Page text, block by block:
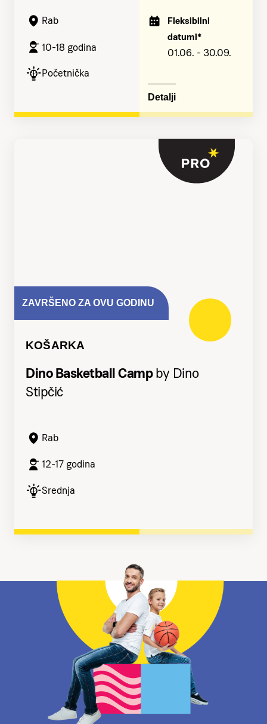
Rab
10-18 godina
Početnička
Fleksibilni
datumi*
01.06. - 30.09.
Detalji
ZAVRŠENO ZA OVU GODINU
KOŠARKA
Dino Basketball Campby Dino
Stipčić
Rab
12-17 godina
Srednja